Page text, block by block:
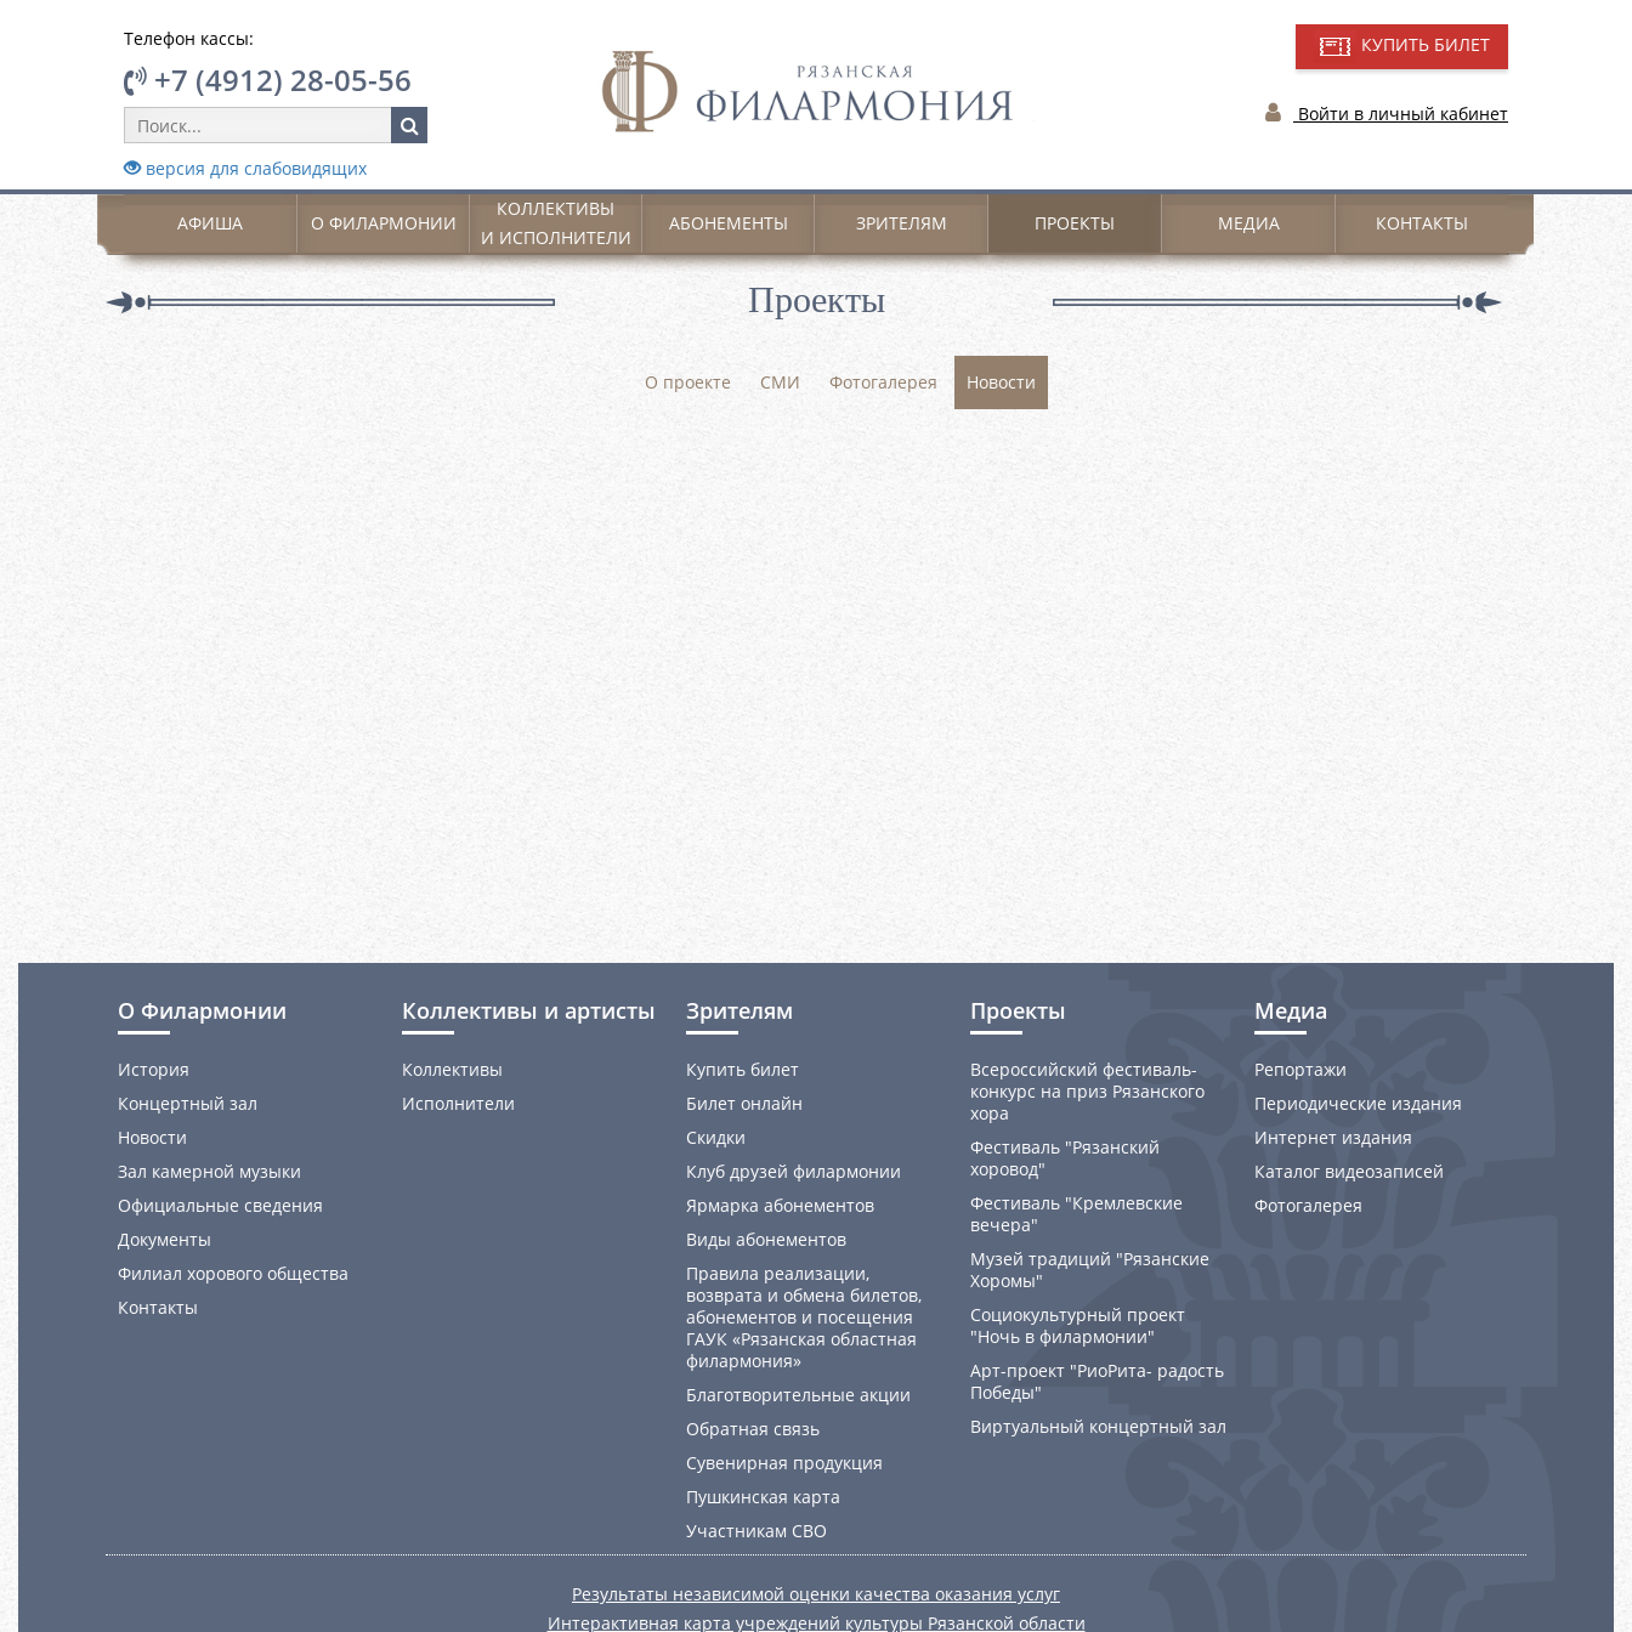
Телефон кассы:
+7 (4912) 28-05-56
версия для слабовидящих
КУПИТЬ БИЛЕТ
Войти в личный кабинет
АФИША О ФИЛАРМОНИИ
КОЛЛЕКТИВЫ
И ИСПОЛНИТЕЛИ
АБОНЕМЕНТЫ ЗРИТЕЛЯМ ПРОЕКТЫ МЕДИА КОНТАКТЫ
Проекты
О проекте СМИ Фотогалерея Новости
О Филармонии
История
Концертный зал
Новости
Зал камерной музыки
Официальные сведения
Документы
Филиал хорового общества
Контакты
Коллективы и артисты
Коллективы
Исполнители
Зрителям
Купить билет
Билет онлайн
Скидки
Клуб друзей филармонии
Ярмарка абонементов
Виды абонементов
Правила реализации,
возврата и обмена билетов,
абонементов и посещения
ГАУК «Рязанская областная
филармония»
Благотворительные акции
Обратная связь
Сувенирная продукция
Пушкинская карта
Участникам СВО
Проекты
Всероссийский фестиваль-
конкурс на приз Рязанского
хора
Фестиваль "Рязанский
хоровод"
Фестиваль "Кремлевские
вечера"
Музей традиций "Рязанские
Хоромы"
Социокультурный проект
"Ночь в филармонии"
Арт-проект "РиоРита- радость
Победы"
Виртуальный концертный зал
Медиа
Репортажи
Периодические издания
Интернет издания
Каталог видеозаписей
Фотогалерея
Результаты независимой оценки качества оказания услуг
Интерактивная карта учреждений культуры Рязанской области